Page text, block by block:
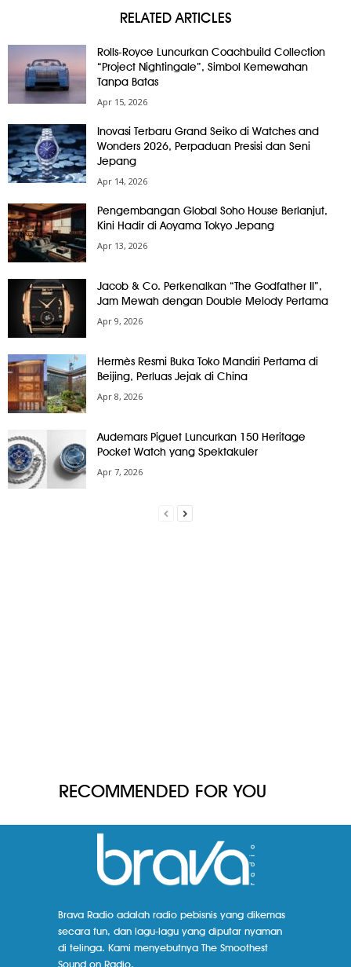
RELATED ARTICLES
Rolls-Royce Luncurkan Coachbuild Collection
“Project Nightingale”, Simbol Kemewahan
Tanpa Batas
Apr 15, 2026
Inovasi Terbaru Grand Seiko di Watches and
Wonders 2026, Perpaduan Presisi dan Seni
Jepang
Apr 14, 2026
Pengembangan Global Soho House Berlanjut,
Kini Hadir di Aoyama Tokyo Jepang
Apr 13, 2026
Jacob & Co. Perkenalkan “The Godfather II”,
Jam Mewah dengan Double Melody Pertama
Apr 9, 2026
Hermès Resmi Buka Toko Mandiri Pertama di
Beijing, Perluas Jejak di China
Apr 8, 2026
Audemars Piguet Luncurkan 150 Heritage
Pocket Watch yang Spektakuler
Apr 7, 2026
RECOMMENDED FOR YOU
Brava Radio adalah radio pebisnis yang dikemas
secara fun, dan lagu-lagu yang diputar nyaman
di telinga. Kami menyebutnya The Smoothest
Sound on Radio.